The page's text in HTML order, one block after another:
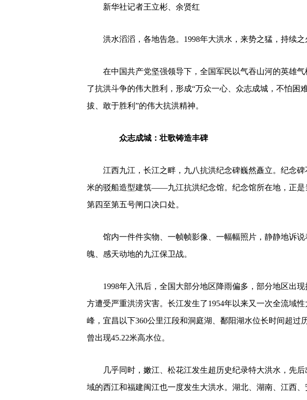
新华社记者王立彬、余贤红
洪水滔滔，各地告急。1998年大洪水，来势之猛，持续之
在中国共产党坚强领导下，全国军民以气吞山河的英雄
了抗洪斗争的伟大胜利，形成“万众一心、众志成城，不怕困
拔、敢于胜利”的伟大抗洪精神。
众志成城：壮歌铸造丰碑
江西九江，长江之畔，九八抗洪纪念碑巍然矗立。纪念
米的驳船造型建筑——九江抗洪纪念馆。纪念馆所在地，正是
第四至第五号闸口决口处。
馆内一件件实物、一帧帧影像、一幅幅照片，静静地诉说
魄、感天动地的九江保卫战。
1998年入汛后，全国大部分地区降雨偏多，部分地区出
方遭受严重洪涝灾害。长江发生了1954年以来又一次全流域
峰，宜昌以下360公里江段和洞庭湖、鄱阳湖水位长时间超过
曾出现45.22米高水位。
几乎同时，嫩江、松花江发生超历史纪录特大洪水，先
域的西江和福建闽江也一度发生大洪水。湖北、湖南、江西、